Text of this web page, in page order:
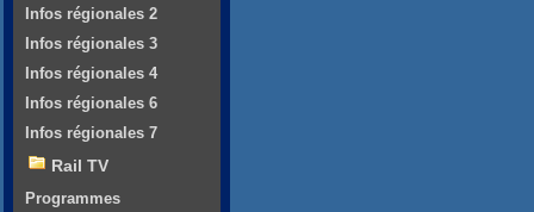
Infos régionales 2
Infos régionales 3
Infos régionales 4
Infos régionales 6
Infos régionales 7
Rail TV
Programmes